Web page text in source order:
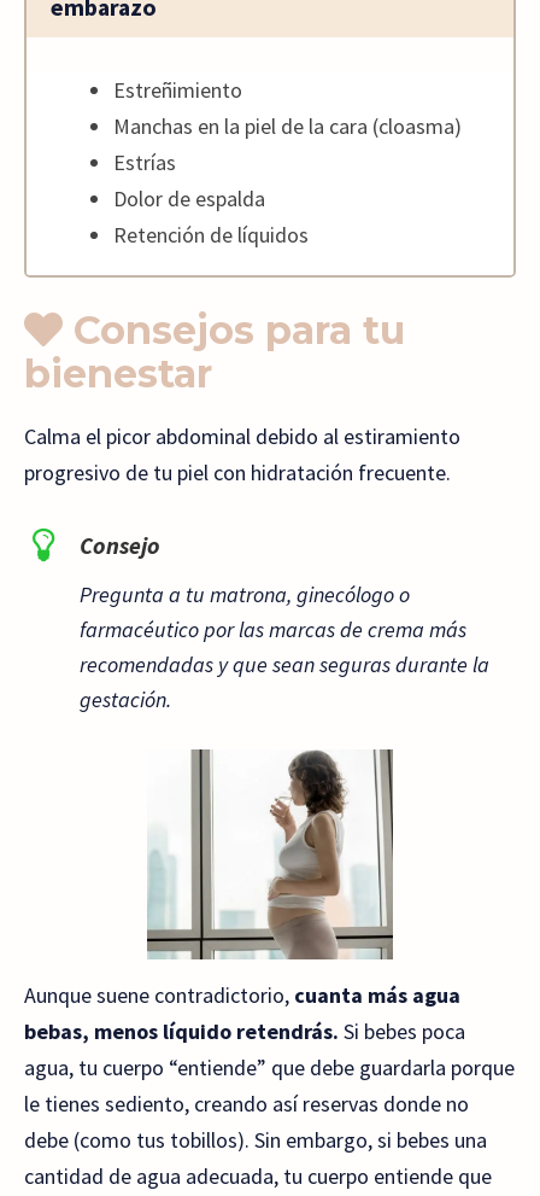
embarazo
Estreñimiento
Manchas en la piel de la cara (cloasma)
Estrías
Dolor de espalda
Retención de líquidos
Consejos para tu
bienestar
Calma el picor abdominal debido al estiramiento
progresivo de tu piel con hidratación frecuente.
Consejo
Pregunta a tu matrona, ginecólogo o
farmacéutico por las marcas de crema más
recomendadas y que sean seguras durante la
gestación.
Aunque suene contradictorio, cuanta más agua
bebas, menos líquido retendrás. Si bebes poca
agua, tu cuerpo “entiende” que debe guardarla porque
le tienes sediento, creando así reservas donde no
debe (como tus tobillos). Sin embargo, si bebes una
cantidad de agua adecuada, tu cuerpo entiende que